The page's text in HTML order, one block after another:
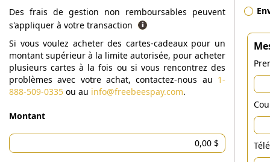
Des frais de gestion non remboursables peuvent
s'appliquer à votre transaction
Si vous voulez acheter des cartes-cadeaux pour un
montant supérieur à la limite autorisée, pour acheter
plusieurs cartes à la fois ou si vous rencontrez des
problèmes avec votre achat, contactez-nous au 1-
888-509-0335 ou au info@freebeespay.com.
Montant